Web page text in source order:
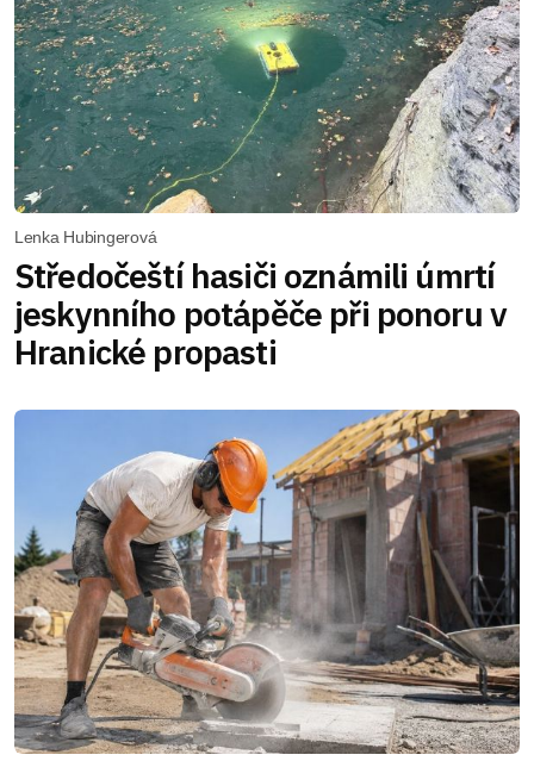
Lenka Hubingerová
Středočeští hasiči oznámili úmrtí
jeskynního potápěče při ponoru v
Hranické propasti